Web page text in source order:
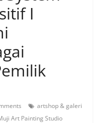
I
artshop & galeri
Art Painting Studio